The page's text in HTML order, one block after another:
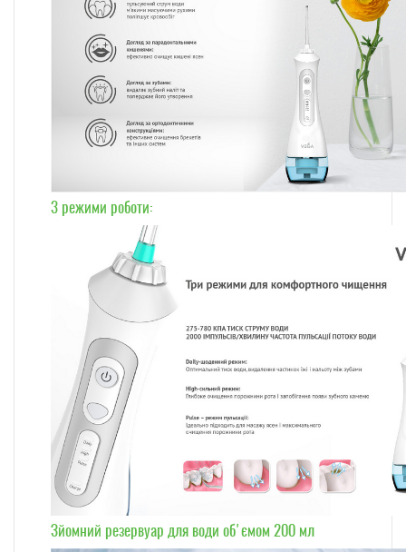
3 режими роботи:
Зйомний резервуар для води об'ємом 200 мл